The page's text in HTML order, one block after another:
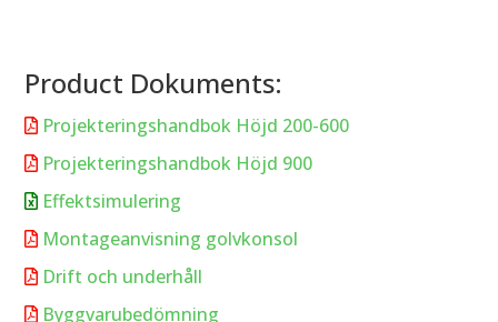
Product Dokuments:
 Projekteringshandbok Höjd 200-600
 Projekteringshandbok Höjd 900
 Effektsimulering
 Montageanvisning golvkonsol
 Drift och underhåll
 Byggvarubedömning